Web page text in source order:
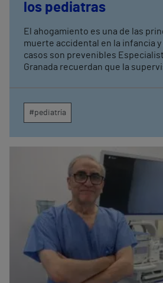
los pediatras
El ahogamiento es una de las
muerte accidental en la infancia y
casos son prevenibles
Granada recuerdan que la
#pediatría